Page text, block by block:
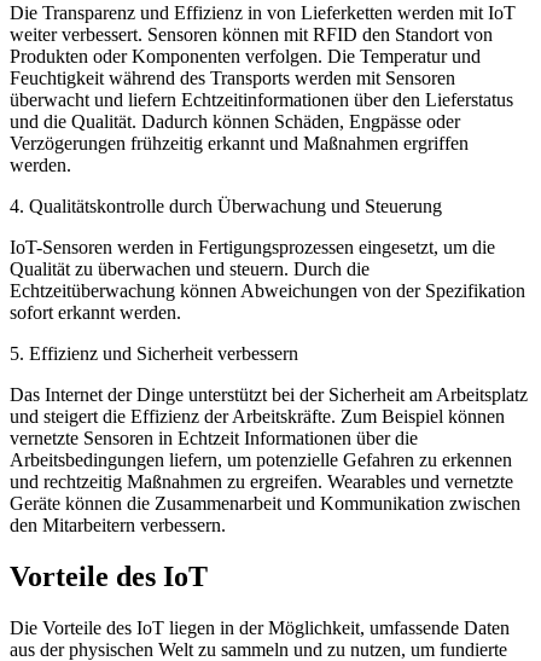
Die Transparenz und Effizienz in von Lieferketten werden mit IoT
weiter verbessert. Sensoren können mit RFID den Standort von
Produkten oder Komponenten verfolgen. Die Temperatur und
Feuchtigkeit während des Transports werden mit Sensoren
überwacht und liefern Echtzeitinformationen über den Lieferstatus
und die Qualität. Dadurch können Schäden, Engpässe oder
Verzögerungen frühzeitig erkannt und Maßnahmen ergriffen
werden.
4. Qualitätskontrolle durch Überwachung und Steuerung
IoT-Sensoren werden in Fertigungsprozessen eingesetzt, um die
Qualität zu überwachen und steuern. Durch die
Echtzeitüberwachung können Abweichungen von der Spezifikation
sofort erkannt werden.
5. Effizienz und Sicherheit verbessern
Das Internet der Dinge unterstützt bei der Sicherheit am Arbeitsplatz
und steigert die Effizienz der Arbeitskräfte. Zum Beispiel können
vernetzte Sensoren in Echtzeit Informationen über die
Arbeitsbedingungen liefern, um potenzielle Gefahren zu erkennen
und rechtzeitig Maßnahmen zu ergreifen. Wearables und vernetzte
Geräte können die Zusammenarbeit und Kommunikation zwischen
den Mitarbeitern verbessern.
Vorteile des IoT
Die Vorteile des IoT liegen in der Möglichkeit, umfassende Daten
aus der physischen Welt zu sammeln und zu nutzen, um fundierte